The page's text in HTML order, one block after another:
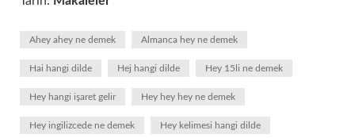
Ahey ahey ne demek Almanca hey ne demek
Hai hangi dilde Hej hangi dilde Hey 15li ne demek
Hey hangi işaret gelir Hey hey hey ne demek
Hey ingilizcede ne demek Hey kelimesi hangi dilde